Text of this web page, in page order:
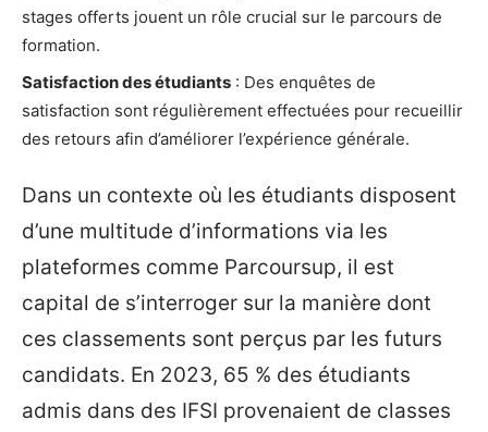
stages offerts jouent un rôle crucial sur le parcours de
formation.
Satisfaction des étudiants : Des enquêtes de
satisfaction sont régulièrement effectuées pour recueillir
des retours afin d’améliorer l’expérience générale.
Dans un contexte où les étudiants disposent
d’une multitude d’informations via les
plateformes comme Parcoursup, il est
capital de s’interroger sur la manière dont
ces classements sont perçus par les futurs
candidats. En 2023, 65 % des étudiants
admis dans des IFSI provenaient de classes